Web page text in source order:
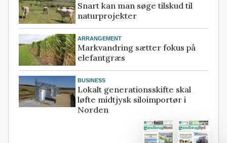
Snart kan man søge tilskud til
naturprojekter
ARRANGEMENT
Markvandring sætter fokus på
elefantgræs
BUSINESS
Lokalt generationsskifte skal
løfte midtjysk siloimportør i
Norden